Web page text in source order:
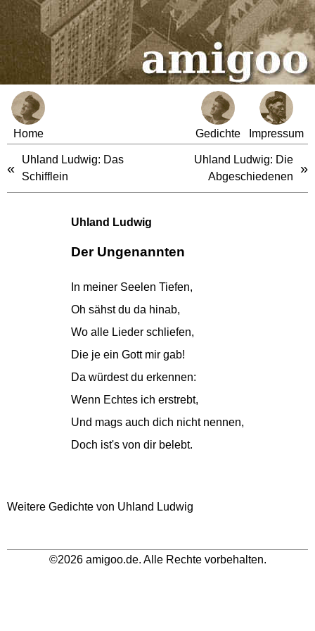
Home Gedichte Impressum
«
Uhland Ludwig: Das
Schifflein
Uhland Ludwig: Die
Abgeschiedenen
»
Uhland Ludwig
Der Ungenannten
In meiner Seelen Tiefen,
Oh sähst du da hinab,
Wo alle Lieder schliefen,
Die je ein Gott mir gab!
Da würdest du erkennen:
Wenn Echtes ich erstrebt,
Und mags auch dich nicht nennen,
Doch ist's von dir belebt.
Weitere Gedichte von Uhland Ludwig
©2026 amigoo.de. Alle Rechte vorbehalten.